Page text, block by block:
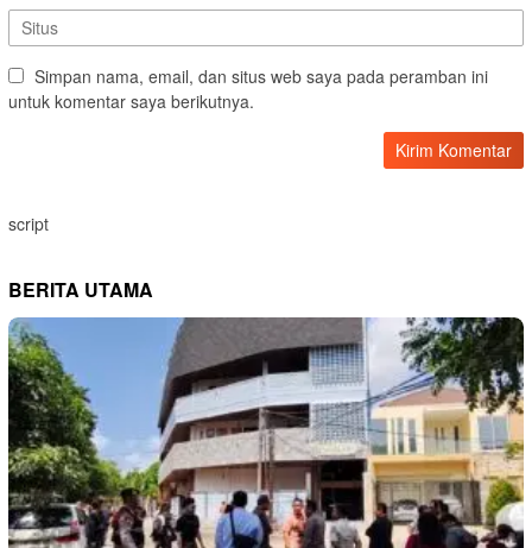
Simpan nama, email, dan situs web saya pada peramban ini
untuk komentar saya berikutnya.
script
BERITA UTAMA